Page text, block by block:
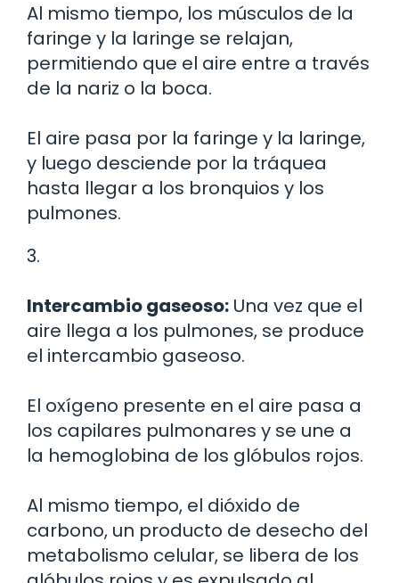
Al mismo tiempo, los músculos de la
faringe y la laringe se relajan,
permitiendo que el aire entre a través
de la nariz o la boca.
El aire pasa por la faringe y la laringe,
y luego desciende por la tráquea
hasta llegar a los bronquios y los
pulmones.
3.
Intercambio gaseoso: Una vez que el
aire llega a los pulmones, se produce
el intercambio gaseoso.
El oxígeno presente en el aire pasa a
los capilares pulmonares y se une a
la hemoglobina de los glóbulos rojos.
Al mismo tiempo, el dióxido de
carbono, un producto de desecho del
metabolismo celular, se libera de los